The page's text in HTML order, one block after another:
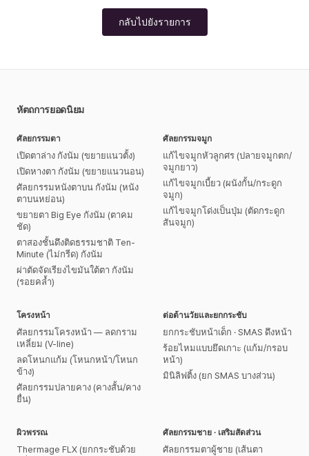
กลับไปยังรายการ
หัตถการยอดนิยม
ศัลยกรรมตา
เปิดตาล่าง กังนัม (ขยายแนวตั้ง)
เปิดหางตา กังนัม (ขยายแนวนอน)
ศัลยกรรมหนังตาบน กังนัม (หนัง
ตาบนหย่อน)
ขยายตา Big Eye กังนัม (ตาคม
ชัด)
ตาสองชั้นดึงติดธรรมชาติ Ten-
Minute (ไม่กรีด) กังนัม
ผ่าตัดจัดเรียงไขมันใต้ตา กังนัม
(รอยคล้ำ)
ศัลยกรรมจมูก
แก้ไขจมูกหัวลูกศร (ปลายจมูกตก/
จมูกยาว)
แก้ไขจมูกเบี้ยว (ผนังกั้น/กระดูก
จมูก)
แก้ไขจมูกโด่งเป็นปุ่ม (ตัดกระดูก
สันจมูก)
โครงหน้า
ศัลยกรรมโครงหน้า — ลดกราม
เหลี่ยม (V-line)
ลดโหนกแก้ม (โหนกหน้า/โหนก
ข้าง)
ศัลยกรรมปลายคาง (คางสั้น/คาง
ยื่น)
ต่อต้านวัยและยกกระชับ
ยกกระชับหน้าเด็ก · SMAS ดึงหน้า
ร้อยไหมแบบยึดเกาะ (แก้ม/กรอบ
หน้า)
มินิลิฟติ้ง (ยก SMAS บางส่วน)
ผิวพรรณ
Thermage FLX (ยกกระชับด้วย
ศัลยกรรมชาย · เสริมสัดส่วน
ศัลยกรรมตาผู้ชาย (เส้นตา